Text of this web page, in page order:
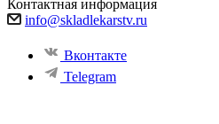
Контактная информация
info@skladlekarstv.ru
Вконтакте
Telegram